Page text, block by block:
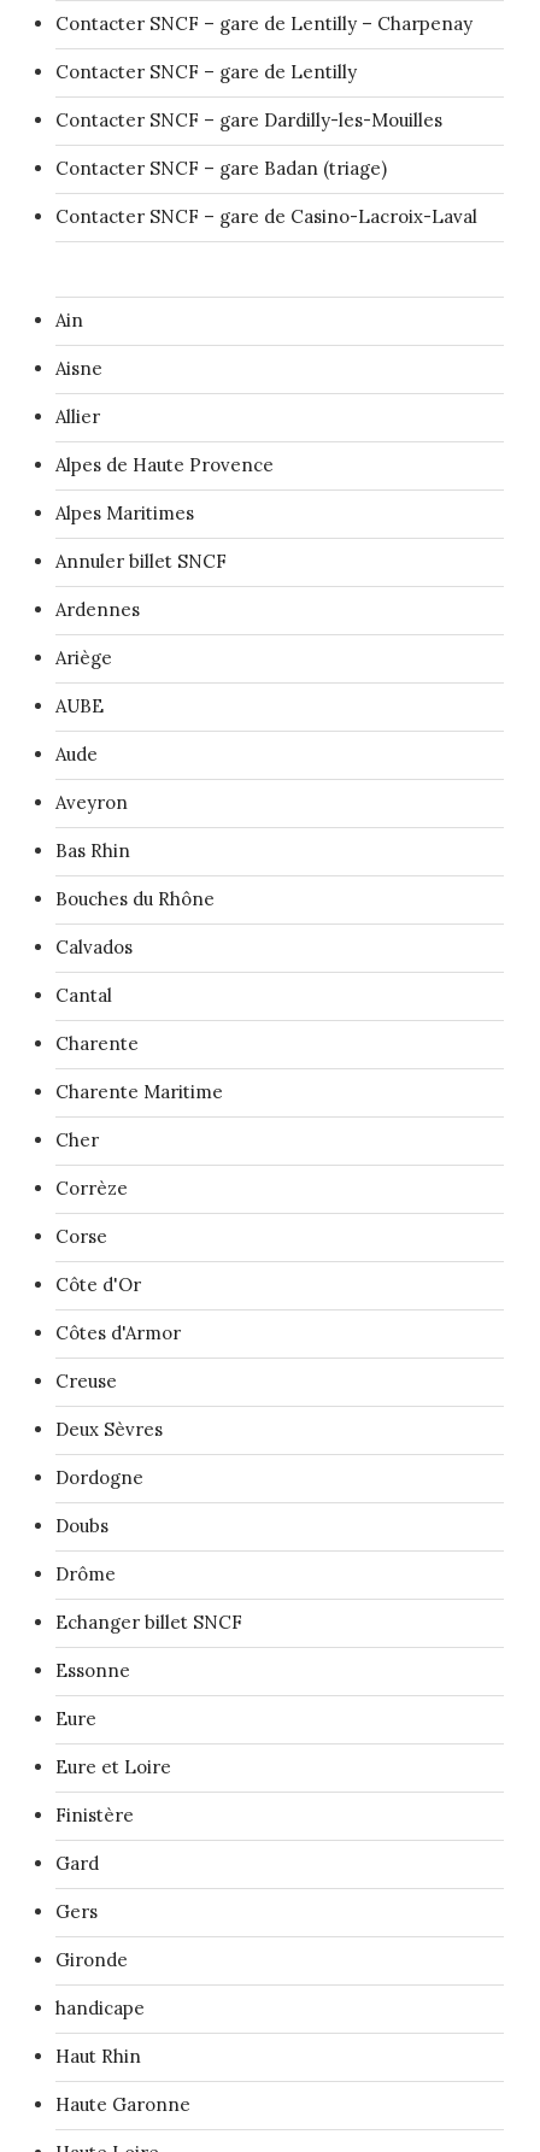
Contacter SNCF – gare de Lentilly – Charpenay
Contacter SNCF – gare de Lentilly
Contacter SNCF – gare Dardilly-les-Mouilles
Contacter SNCF – gare Badan (triage)
Contacter SNCF – gare de Casino-Lacroix-Laval
Ain
Aisne
Allier
Alpes de Haute Provence
Alpes Maritimes
Annuler billet SNCF
Ardennes
Ariège
AUBE
Aude
Aveyron
Bas Rhin
Bouches du Rhône
Calvados
Cantal
Charente
Charente Maritime
Cher
Corrèze
Corse
Côte d'Or
Côtes d'Armor
Creuse
Deux Sèvres
Dordogne
Doubs
Drôme
Echanger billet SNCF
Essonne
Eure
Eure et Loire
Finistère
Gard
Gers
Gironde
handicape
Haut Rhin
Haute Garonne